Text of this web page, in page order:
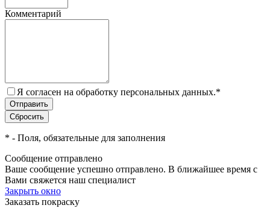
Комментарий
Я согласен на обработку персональных данных.*
* - Поля, обязательные для заполнения
Сообщение отправлено
Ваше сообщение успешно отправлено. В ближайшее время с
Вами свяжется наш специалист
Закрыть окно
Заказать покраску